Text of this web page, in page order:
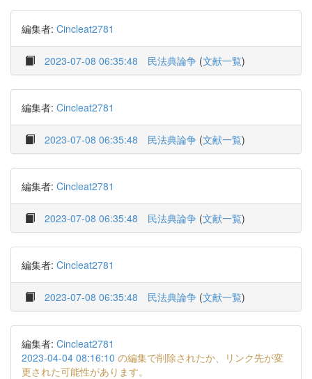
編集者: Cincleat2781
2023-07-08 06:35:48 民法典論争 (文献一覧)
編集者: Cincleat2781
2023-07-08 06:35:48 民法典論争 (文献一覧)
編集者: Cincleat2781
2023-07-08 06:35:48 民法典論争 (文献一覧)
編集者: Cincleat2781
2023-07-08 06:35:48 民法典論争 (文献一覧)
編集者: Cincleat2781
2023-04-04 08:16:10 の編集で削除されたか、リンク先が変
更された可能性があります。